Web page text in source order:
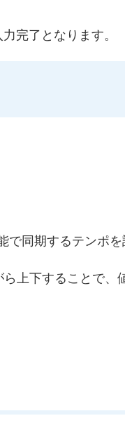
完了となります。
で同期するテンポを
上下することで、